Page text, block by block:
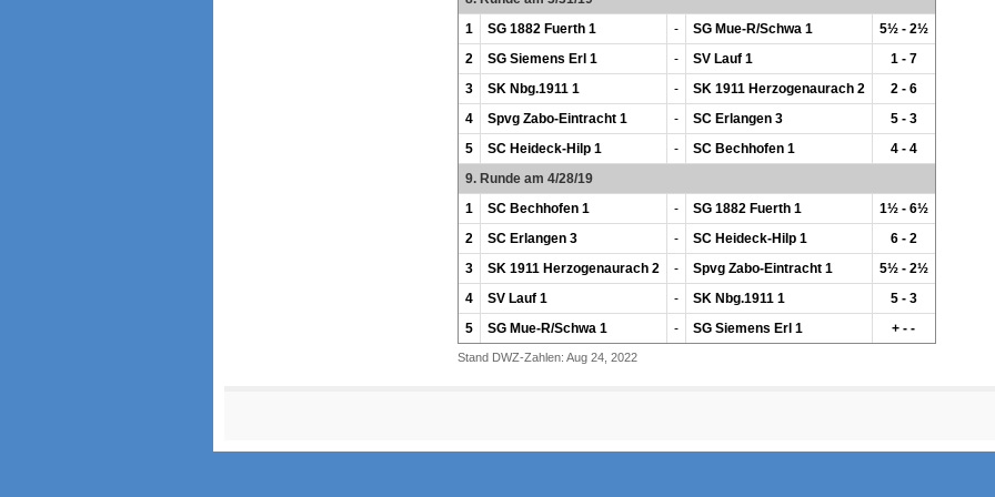
1
SG 1882 Fuerth 1 - SG Mue-R/Schwa 1
5½ - 2½
2
SG Siemens Erl 1 - SV Lauf 1
1 - 7
3
SK Nbg.1911 1 - SK 1911 Herzogenaurach 2
2 - 6
4
Spvg Zabo-Eintracht 1 - SC Erlangen 3
5 - 3
5
SC Heideck-Hilp 1 - SC Bechhofen 1
4 - 4
9. Runde am 4/28/19
1
SC Bechhofen 1 - SG 1882 Fuerth 1
1½ - 6½
2
SC Erlangen 3 - SC Heideck-Hilp 1
6 - 2
3
SK 1911 Herzogenaurach 2 - Spvg Zabo-Eintracht 1
5½ - 2½
4
SV Lauf 1 - SK Nbg.1911 1
5 - 3
5
SG Mue-R/Schwa 1 - SG Siemens Erl 1 + - -
Stand DWZ-Zahlen: Aug 24, 2022